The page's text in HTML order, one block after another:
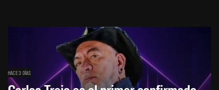
HACE 3 DÍAS